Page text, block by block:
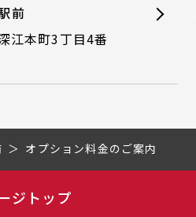
前
江本町3丁目4番
オプション料金のご案内
ジトップ